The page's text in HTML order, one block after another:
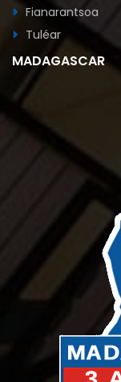
Fianarantsoa
Tuléar
MADAGASCAR